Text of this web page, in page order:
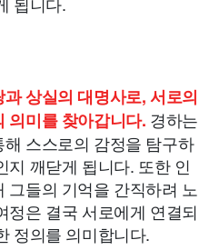
상실의 대명사로, 서로의
의미를 찾아갑니다. 경하는
스스로의 감정을 탐구하
지 깨닫게 됩니다. 또한 인
그들의 기억을 간직하려 노
정은 결국 서로에게 연결되
정의를 의미합니다.